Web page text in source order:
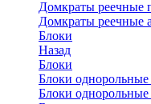
Домкраты
Домкраты реечные
Блоки
Назад
Блоки
Блоки
Блоки